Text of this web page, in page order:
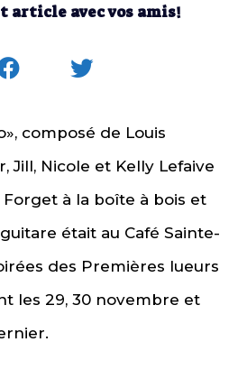
article avec vos amis!
composé de Louis
Jill, Nicole et Kelly Lefaive
Forget à la boîte à bois et
était au Café Sainte-
des Premières lueurs
les 29, 30 novembre et